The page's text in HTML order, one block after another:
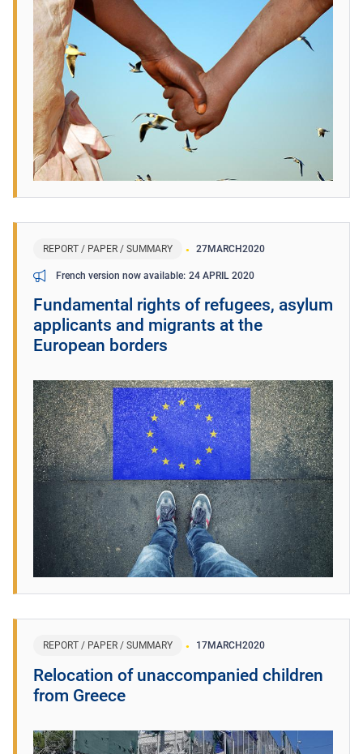
REPORT / PAPER / SUMMARY 27MARCH2020
French version now available 24 APRIL 2020
Fundamental rights of refugees, asylum
applicants and migrants at the
European borders
REPORT / PAPER / SUMMARY 17MARCH2020
Relocation of unaccompanied children
from Greece